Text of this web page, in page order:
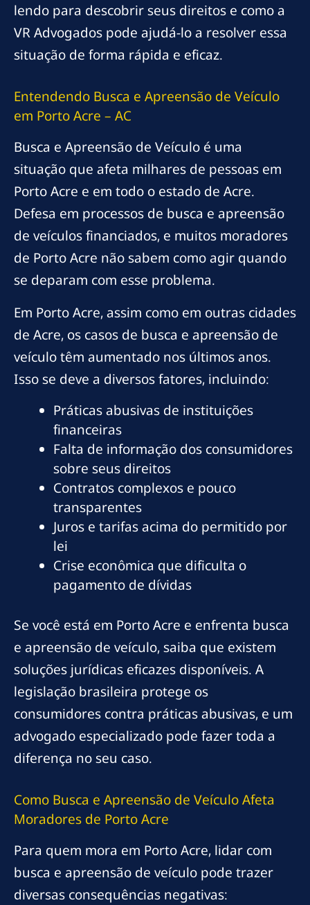
lendo para descobrir seus direitos e como a
VR Advogados pode ajudá-lo a resolver essa
situação de forma rápida e eficaz.
Entendendo Busca e Apreensão de Veículo
em Porto Acre – AC
Busca e Apreensão de Veículo é uma
situação que afeta milhares de pessoas em
Porto Acre e em todo o estado de Acre.
Defesa em processos de busca e apreensão
de veículos financiados, e muitos moradores
de Porto Acre não sabem como agir quando
se deparam com esse problema.
Em Porto Acre, assim como em outras cidades
de Acre, os casos de busca e apreensão de
veículo têm aumentado nos últimos anos.
Isso se deve a diversos fatores, incluindo:
Práticas abusivas de instituições
financeiras
Falta de informação dos consumidores
sobre seus direitos
Contratos complexos e pouco
transparentes
Juros e tarifas acima do permitido por
lei
Crise econômica que dificulta o
pagamento de dívidas
Se você está em Porto Acre e enfrenta busca
e apreensão de veículo, saiba que existem
soluções jurídicas eficazes disponíveis. A
legislação brasileira protege os
consumidores contra práticas abusivas, e um
advogado especializado pode fazer toda a
diferença no seu caso.
Como Busca e Apreensão de Veículo Afeta
Moradores de Porto Acre
Para quem mora em Porto Acre, lidar com
busca e apreensão de veículo pode trazer
diversas consequências negativas: